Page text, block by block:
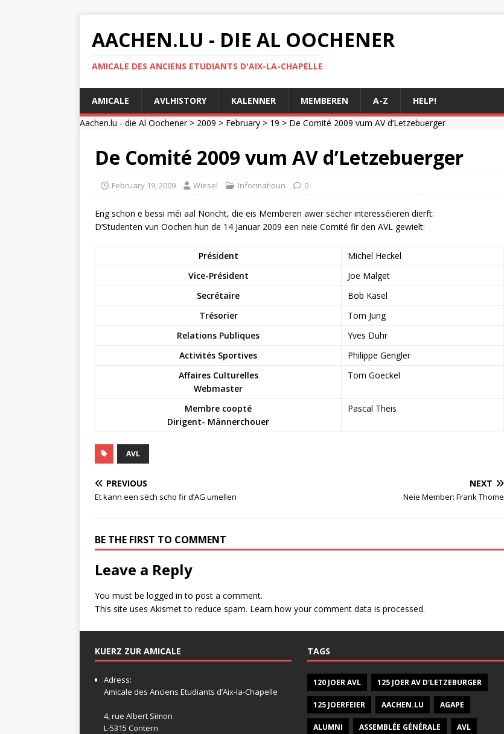
AACHEN.LU - DIE AL OOCHENER
AMICALE DES ANCIENS ETUDIANTS D'AIX-LA-CHAPELLE
AMICALE AVLHISTORY KALENNER MEMBEREN A-Z
HELP!
Aachen.lu - die Al Oochener> 2009 > February > 19 > De Comité 2009 vum AV d’Letzebuerger
De Comité 2009 vum AV d’Letzebuerger
February 19, 2009 Wiesel Informatioun 0
Eng schon e bessi méi aal Noricht, die eis Memberen awer sëcher interesséieren dierft:
D’Studenten vun Oochen hun de 14 Januar 2009 een neie Comité fir den AVL gewielt:
Président
Michel Heckel
Vice-Président
Joe Malget
Secrétaire
Bob Kasel
Trésorier
Tom Jung
Relations Publiques
Yves Duhr
Activités Sportives
Philippe Gengler
Affaires Culturelles
Webmaster
Tom Goeckel
Membre coopté
Dirigent- Männerchouer
Pascal Theis
AVL
PREVIOUS
Et kann een sëch scho fir d’AG umellen
NEXT
Neie Member: Frank Thome
BE THE FIRST TO COMMENT
Leave a Reply
You must be logged in to post a comment.
This site uses Akismet to reduce spam. Learn how your comment data is processed.
KUERZ ZUR AMICALE
Adress:
Amicale des Anciens Etudiants d’Aix-la-Chapelle
4, rue Albert Simon
L-5315 Contern
TAGS
120 JOER AVL 125 JOER AV D'LETZEBURGER
125 JOERFEIER AACHEN.LU AGAPE
ALUMNI ASSEMBLÉE GÉNÉRALE AVL